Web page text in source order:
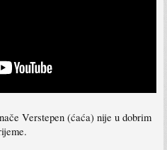
Verstepen (ćaća) nije u dobrim